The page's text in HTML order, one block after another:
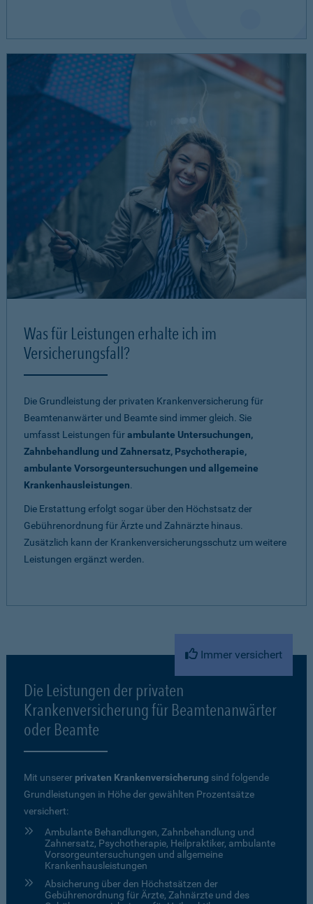
Was für Leistungen erhalte ich im
Versicherungsfall?
Die Grundleistung der privaten Krankenversicherung für
Beamtenanwärter und Beamte sind immer gleich. Sie
umfasst Leistungen fürambulante Untersuchungen,
Zahnbehandlung und Zahnersatz, Psychotherapie,
ambulante Vorsorgeuntersuchungen und allgemeine
Krankenhausleistungen.
Die Erstattung erfolgt sogar über den Höchstsatz der
Gebührenordnung für Ärzte und Zahnärzte hinaus.
Zusätzlich kann der Krankenversicherungsschutz um weitere
Leistungen ergänzt werden.
Immer versichert
Die Leistungen der privaten
Krankenversicherung für Beamtenanwärter
oder Beamte
Mit unserer privaten Krankenversicherung sind folgende
Grundleistungen in Höhe der gewählten Prozentsätze
versichert:
Ambulante Behandlungen, Zahnbehandlung und
Zahnersatz, Psychotherapie, Heilpraktiker, ambulante
Vorsorgeuntersuchungen und allgemeine
Krankenhausleistungen
Absicherung über den Höchstsätzen der
Gebührenordnung für Ärzte, Zahnärzte und des